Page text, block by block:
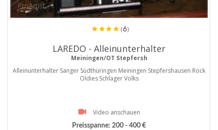
ProArtist
(6)
LAREDO - Alleinunterhalter
Meiningen/OT Stepfersh
Alleinunterhalter Sänger Südthüringen Meiningen Stepfershausen Rock
Oldies Schlager Volks
Video anschauen
Preisspanne: 200 - 400 €